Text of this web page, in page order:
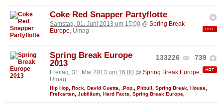
Coke Red Snapper Partyflotte
Samstag, 01. Juni 2013 um 15:00 @ Spring Break
Europe, Umag
133226 739
Spring Break Europe
2013
Freitag, 31. Mai 2013 um 16:00 @ Spring Break Europe,
Umag
Hip Hop Rock David Guetta .Pop. Pitbull Spring Break House
Freikarten Jubiläum Hard Facts Spring Break Europe